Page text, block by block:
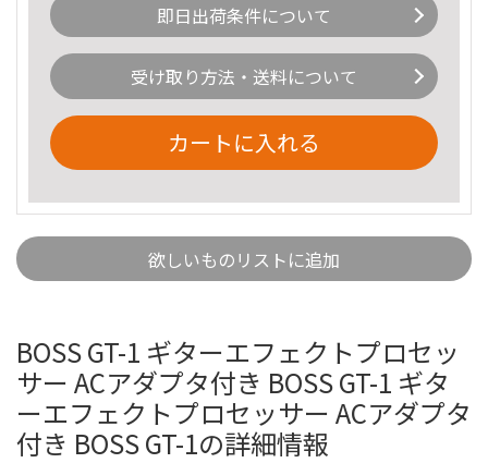
即日出荷条件について
受け取り方法・送料について
カートに入れる
欲しいものリストに追加
BOSS GT-1 ギターエフェクトプロセッ
サー ACアダプタ付き BOSS GT-1 ギタ
ーエフェクトプロセッサー ACアダプタ
付き BOSS GT-1の詳細情報